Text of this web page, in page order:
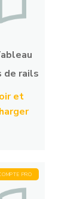
de rails
et
PRO